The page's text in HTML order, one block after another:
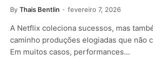
By Thais Bentlin fevereiro 7, 2026
A Netflix coleciona sucessos, mas
caminho produções elogiadas que não
Em muitos casos, performances…